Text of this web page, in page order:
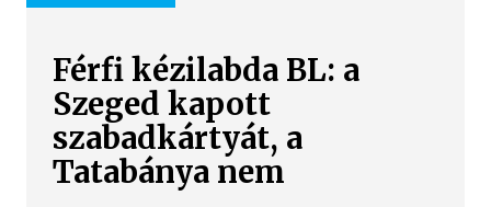
Férfi kézilabda BL: a
Szeged kapott
szabadkártyát, a
Tatabánya nem